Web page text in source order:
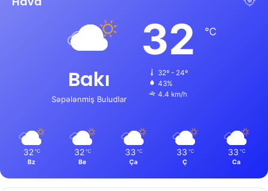
Bakı
Səpələnmiş Buludlar
32 ℃
32º - 24º
43%
4.4 km/h
32 ℃
Bz
32 ℃
Be
33 ℃
Ça
33 ℃
Ç
33 ℃
Ca